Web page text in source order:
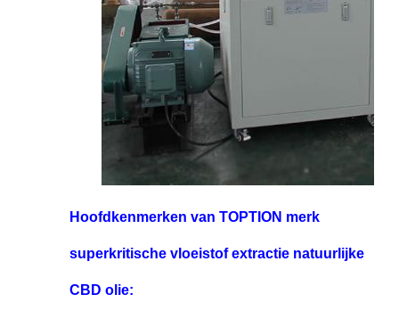
Hoofdkenmerken van TOPTION merk
superkritische vloeistof extractie natuurlijke
CBD olie: